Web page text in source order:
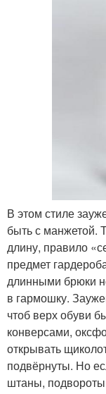
В этом стиле
быть с манжетой.
длину, правило
предмет
длинными брюки
в гармошку.
чтоб верх обуви
конверсами,
открывать
подвёрнуты. Но
штаны, подвороты